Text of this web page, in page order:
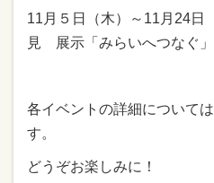
11月５日（木）～11月24
見 展示「みらいへつなぐ」
各イベントの詳細について
す。
どうぞお楽しみに！